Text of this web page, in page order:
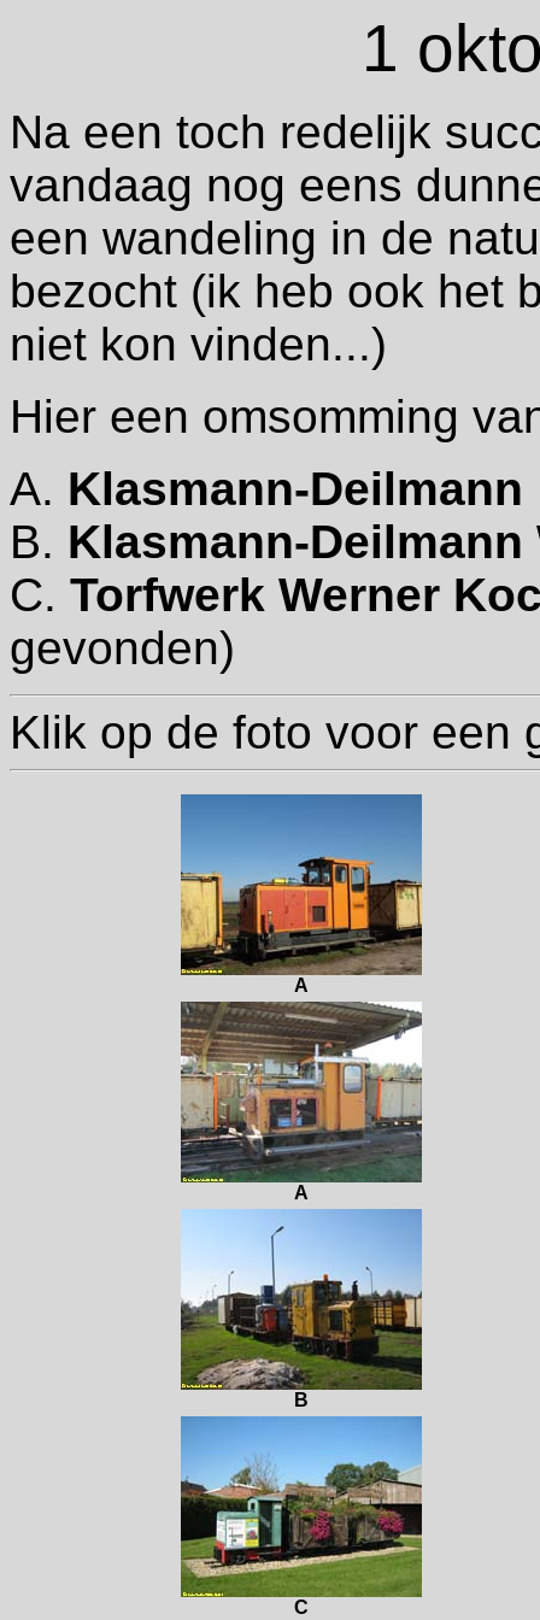
1
Na een toch redelijk
vandaag nog eens
een wandeling in de
bezocht (ik heb ook het
niet kon vinden...)
Hier een omsomming
A. Klasmann-Deilmann
B. Klasmann-Deilmann
C. Torfwerk Werner
gevonden)
Klik op de foto voor een
A
A
B
C